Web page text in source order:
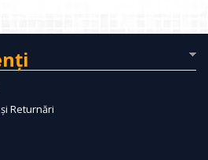
Returnări